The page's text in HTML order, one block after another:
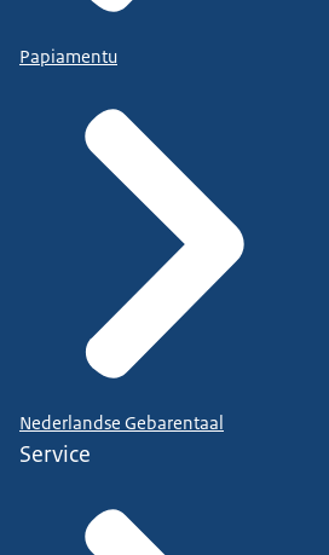
Papiamentu
Nederlandse Gebarentaal
Service